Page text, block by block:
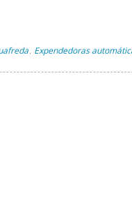
, Expendedoras